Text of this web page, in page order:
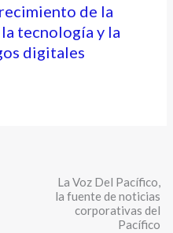
de la
tecnología y la
digitales
La Voz Del Pacífico,
la fuente de noticias
corporativas del
Pacífico